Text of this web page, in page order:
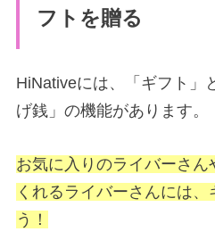
フトを贈る
HiNativeには、「ギフト」
げ銭」の機能があります。
お気に入りのライバーさん
くれるライバーさんには、
う！